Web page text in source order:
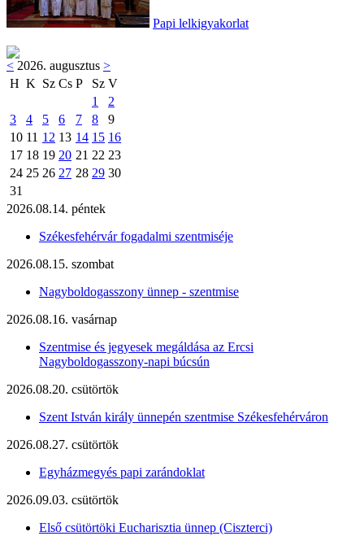
Papi lelkigyakorlat
< 2026. augusztus >
H K Sz Cs P Sz V
1
2
3
4 5 6 7 8
9
10 11 12 13 14 15 16
17 18 19 20 21 22 23
24 25 26 27 28 29 30
31
2026.08.14. péntek
Székesfehérvár fogadalmi szentmiséje
2026.08.15. szombat
Nagyboldogasszony ünnep - szentmise
2026.08.16. vasárnap
Szentmise és jegyesek megáldása az Ercsi
Nagyboldogasszony-napi búcsún
2026.08.20. csütörtök
Szent István király ünnepén szentmise Székesfehérváron
2026.08.27. csütörtök
Egyházmegyés papi zarándoklat
2026.09.03. csütörtök
Első csütörtöki Eucharisztia ünnep (Ciszterci)